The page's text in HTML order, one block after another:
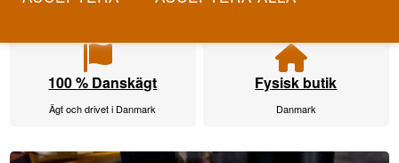
100 % Danskägt
Ägt och drivet i Danmark
Fysisk butik
Danmark